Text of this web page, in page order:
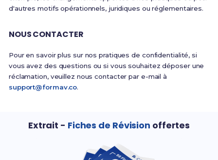
d'autres motifs opérationnels, juridiques ou réglementaires.
NOUS CONTACTER
Pour en savoir plus sur nos pratiques de confidentialité, si
vous avez des questions ou si vous souhaitez déposer une
réclamation, veuillez nous contacter par e-mail à
support@formav.co.
Extrait - Fiches de Révision offertes